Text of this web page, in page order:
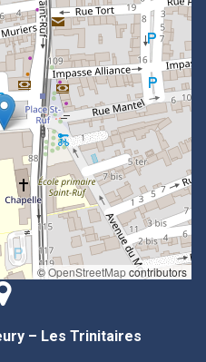
©OpenStreetMapcontributors
– Les Trinitaires